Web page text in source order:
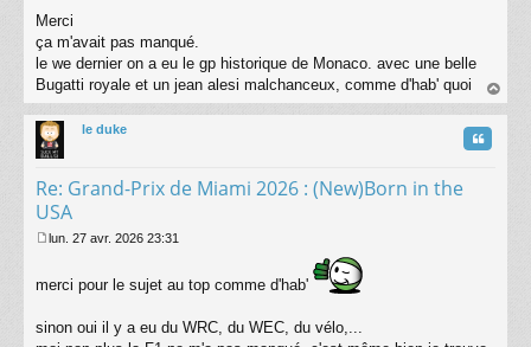
e
s
s
g
Merci
ça m'avait pas manqué.
le we dernier on a eu le gp historique de Monaco. avec une belle
Bugatti royale et un jean alesi malchanceux, comme d'hab' quoi
au
le duke
Re: Grand-Prix de Miami 2026 : (New)Born in the
USA
Citation
s
a
lun. 27 avr. 2026 23:31
merci pour le sujet au top comme d'hab'
sinon oui il y a eu du WRC, du WEC, du vélo,...